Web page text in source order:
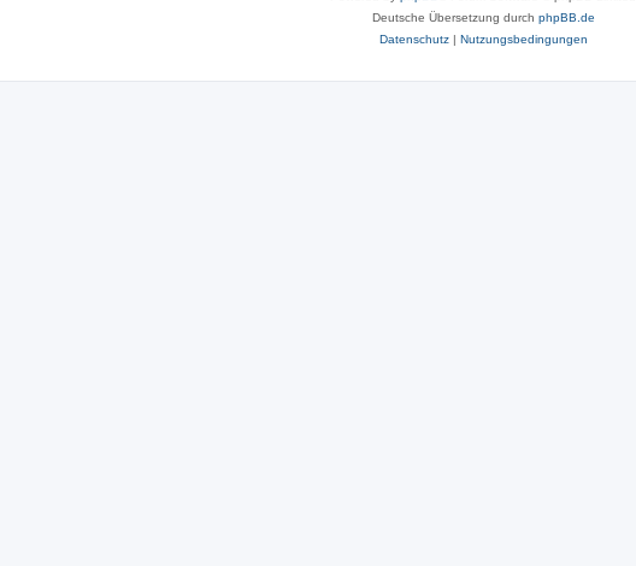
Deutsche Übersetzung durch phpBB.de
Datenschutz| Nutzungsbedingungen